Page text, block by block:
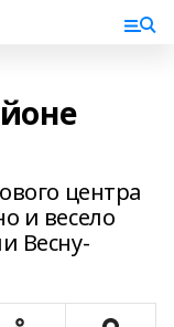
центра
и весело
Весну-